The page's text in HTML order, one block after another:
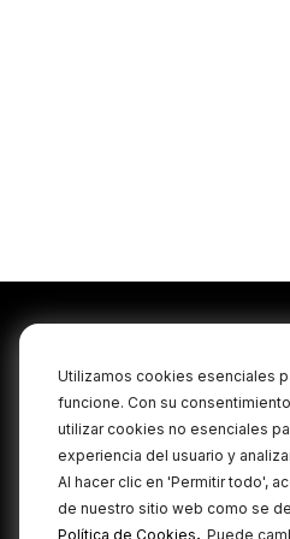
Utilizamos cookies esenciales
funcione. Con su
utilizar cookies no esenciales
experiencia del usuario y
Al hacer clic en 'Permitir todo',
de nuestro sitio web como se
Política de Cookies. Puede
Microphones
Headphones
Interfaces and
Accessories